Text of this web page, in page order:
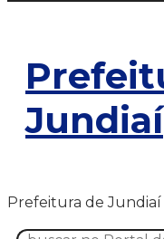
Jundiaí
Prefeitura de Jundiaí